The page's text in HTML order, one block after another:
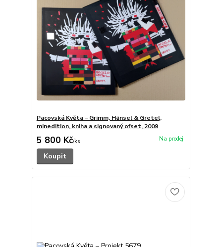
Pacovská Květa – Grimm, Hänsel & Gretel,
minedition, kniha a signovaný ofset, 2009
5 800 Kč/ks
Koupit